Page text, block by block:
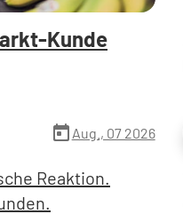
Kunde
today Aug., 07 2026
Reaktion.